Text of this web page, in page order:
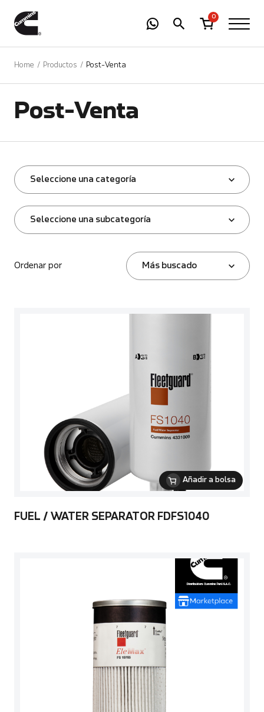
0
Home Productos Post-Venta
Post-Venta
Seleccione una categoría
Seleccione una subcategoría
Ordenar por Más buscado
Añadir a bolsa
FUEL / WATER SEPARATOR FDFS1040